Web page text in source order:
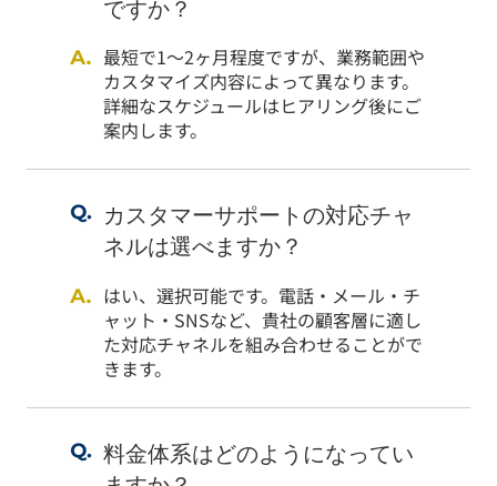
料金体系はどのようになってい
カスタマーサポートの対応チャ
ネルは選べますか？
はい、選択可能です。電話・メール・チ
ャット・SNSなど、貴社の顧客層に適し
た対応チャネルを組み合わせることがで
きます。
ですか？
最短で1〜2ヶ月程度ですが、業務範囲や
カスタマイズ内容によって異なります。
詳細なスケジュールはヒアリング後にご
案内します。